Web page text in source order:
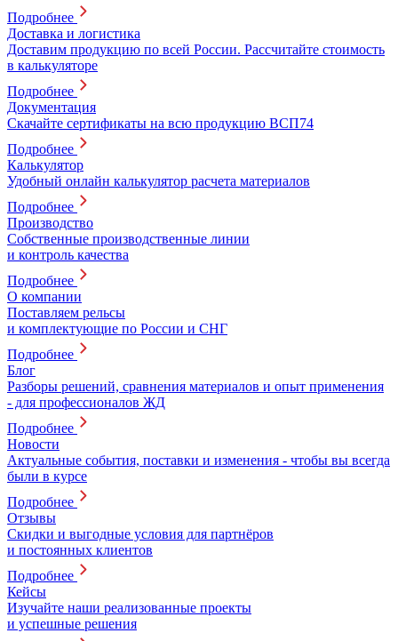
Подробнее
Доставка и логистика
Доставим продукцию по всей России. Рассчитайте стоимость
в калькуляторе
Подробнее
Документация
Скачайте сертификаты на всю продукцию ВСП74
Подробнее
Калькулятор
Удобный онлайн калькулятор расчета материалов
Подробнее
Производство
Собственные производственные линии
и контроль качества
Подробнее
О компании
Поставляем рельсы
и комплектующие по России и СНГ
Подробнее
Блог
Разборы решений, сравнения материалов и опыт применения
- для профессионалов ЖД
Подробнее
Новости
Актуальные события, поставки и изменения - чтобы вы всегда
были в курсе
Подробнее
Отзывы
Скидки и выгодные условия для партнёров
и постоянных клиентов
Подробнее
Кейсы
Изучайте наши реализованные проекты
и успешные решения